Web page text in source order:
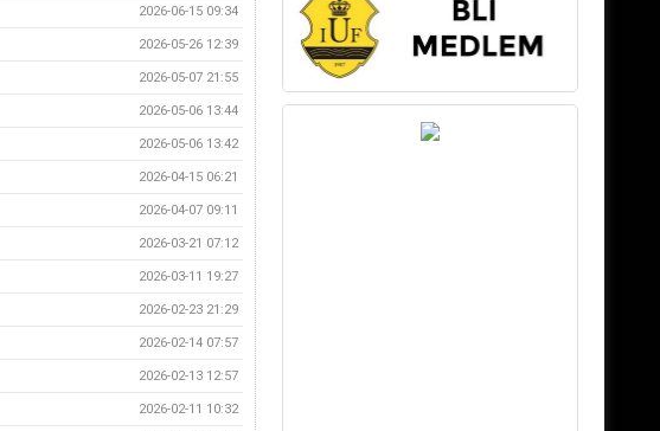
2026-06-15 09:34
2026-05-26 12:39
2026-05-07 21:55
2026-05-06 13:44
2026-05-06 13:42
2026-04-15 06:21
2026-04-07 09:11
2026-03-21 07:12
2026-03-11 19:27
2026-02-23 21:29
2026-02-14 07:57
2026-02-13 12:57
2026-02-11 10:32